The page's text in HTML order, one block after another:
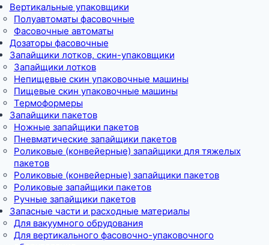
Вертикальные упаковщики
Полуавтоматы фасовочные
Фасовочные автоматы
Дозаторы фасовочные
Запайщики лотков, скин-упаковщики
Запайщики лотков
Непищевые скин упаковочные машины
Пищевые скин упаковочные машины
Термоформеры
Запайщики пакетов
Ножные запайщики пакетов
Пневматические запайщики пакетов
Роликовые (конвейерные) запайщики для тяжелых
пакетов
Роликовые (конвейерные) запайщики пакетов
Роликовые запайщики пакетов
Ручные запайщики пакетов
Запасные части и расходные материалы
Для вакуумного обрудования
Для вертикального фасовочно-упаковочного